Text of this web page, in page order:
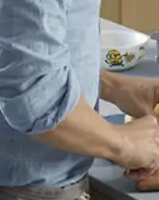
Körbe
| Isoliertaschen
Panier